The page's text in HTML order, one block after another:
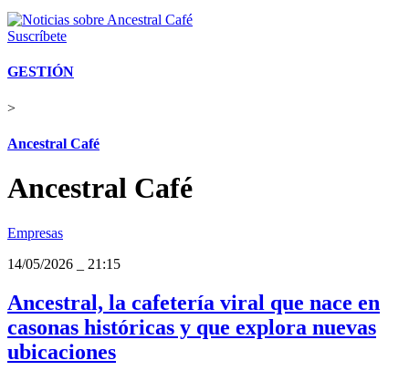
Suscríbete
GESTIÓN
>
Ancestral Café
Ancestral Café
Empresas
14/05/2026
21:15
Ancestral, la cafetería viral que nace en
casonas históricas y que explora nuevas
ubicaciones